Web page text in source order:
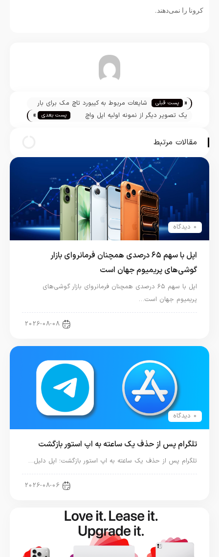
کرونا را نمی‌دهند.
تیم تحریریه « پست قبلی
شایعات مربوط به کیبورد تاچ مک برای بار
دیگر تائید شد
یک تصویر دیگر از نمونه اولیه اپل واچ
پست بعدی »
مقالات مرتبط
0 دیدگاه
اپل با سهم ۶۵ درصدی همچنان فرمانروای بازار
گوشی‌های پریمیوم جهان است
اپل با سهم ۶۵ درصدی همچنان فرمانروای بازار گوشی‌های
پریمیوم جهان است…
2026-08-08
0 دیدگاه
تلگرام پس از حذف یک ساعته به اپ استور بازگشت
تلگرام پس از حذف یک ساعته به اپ استور بازگشت؛ اپل دلیل…
2026-08-06